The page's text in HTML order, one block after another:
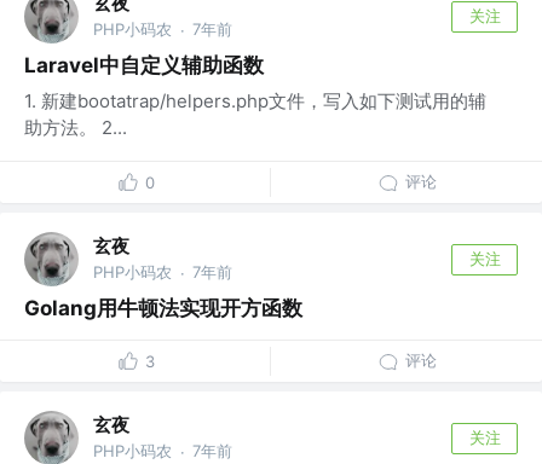
PHP小码农 · 7年前
关注
Laravel中自定义辅助函数
1. 新建bootatrap/helpers.php文件，写入如下测试用的辅
助方法。 2...
0 评论
玄夜
PHP小码农 · 7年前
关注
Golang用牛顿法实现开方函数
3 评论
玄夜
PHP小码农 · 7年前
关注